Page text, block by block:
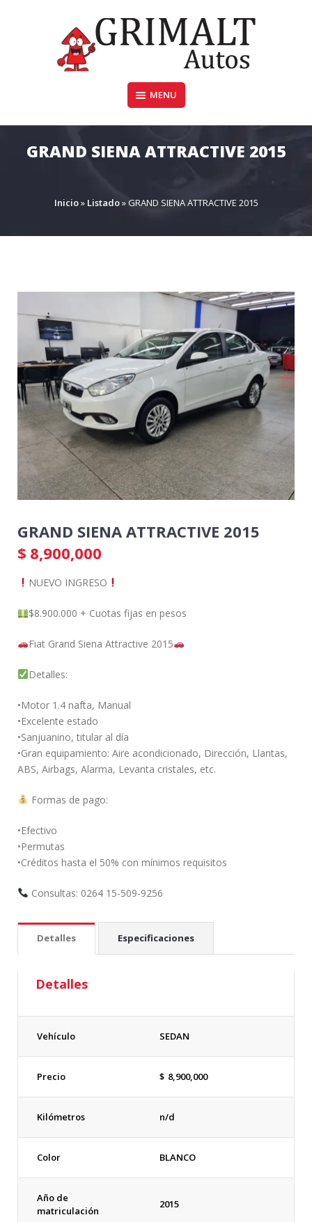
GRIMALTAUTOS.COM.AR
MENU
GRAND SIENA ATTRACTIVE 2015
Inicio» Listado»GRAND SIENA ATTRACTIVE 2015
GRAND SIENA ATTRACTIVE 2015
$ 8,900,000
NUEVO INGRESO
$8.900.000 + Cuotas fijas en pesos
Fiat Grand Siena Attractive 2015
Detalles:
•Motor 1.4 nafta, Manual
•Excelente estado
•Sanjuanino, titular al día
•Gran equipamiento: Aire acondicionado, Dirección, Llantas,
ABS, Airbags, Alarma, Levanta cristales, etc.
Formas de pago:
•Efectivo
•Permutas
•Créditos hasta el 50% con mínimos requisitos
Consultas: 0264 15-509-9256
Detalles Especificaciones
Detalles
Vehículo SEDAN
Precio $ 8,900,000
Kilómetros n/d
Color BLANCO
Año de
matriculación
2015